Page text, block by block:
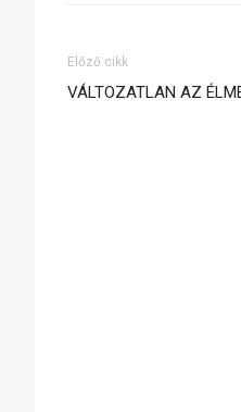
Előző cikk
VÁLTOZATLAN AZ